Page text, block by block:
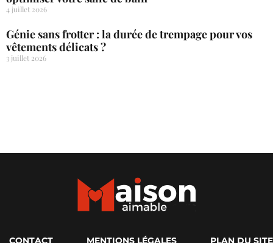
4 juillet 2026
Génie sans frotter : la durée de trempage pour vos
vêtements délicats ?
3 juillet 2026
CONTACT MENTIONS LÉGALES PLAN DU SITE